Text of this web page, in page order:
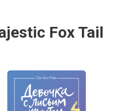
Fox Tail